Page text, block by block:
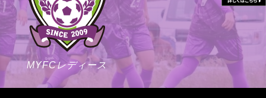
MYFCレディース